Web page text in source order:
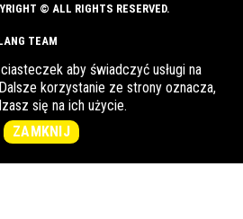
© ALL RIGHTS RESERVED.
TEAM
LANG TEAM KONTAKT
INFO DLA OZN
aby świadczyć usługi na
korzystanie ze strony oznacza,
się na ich użycie.
ZAMKNIJ